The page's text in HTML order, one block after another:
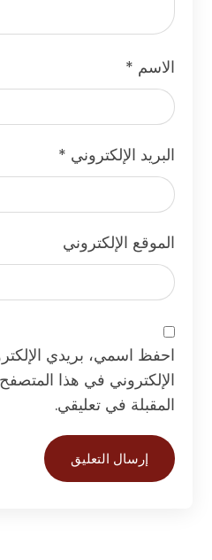
الاسم *
البريد الإلكتروني *
الموقع الإلكتروني
احفظ اسمي، بريدي
الإلكتروني في هذا
المقبلة في تعليقي.
إرسال التعليق